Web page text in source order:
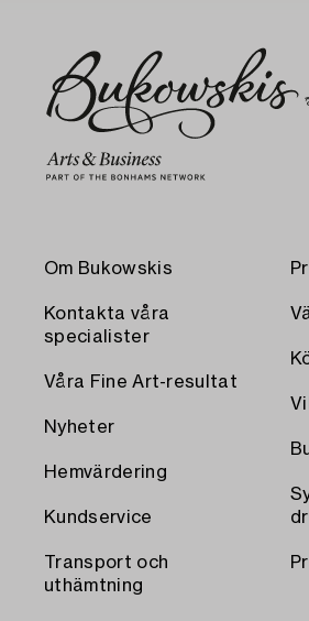
Om Bukowskis
Kontakta våra
specialister
Våra Fine Art-resultat
Nyheter
Hemvärdering
Kundservice
Transport och
uthämtning